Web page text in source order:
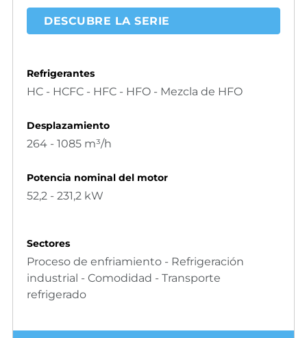
DESCUBRE LA SERIE
Refrigerantes
HC - HCFC - HFC - HFO - Mezcla de HFO
Desplazamiento
264 - 1085 m³/h
Potencia nominal del motor
52,2 - 231,2 kW
Sectores
Proceso de enfriamiento - Refrigeración
industrial - Comodidad - Transporte
refrigerado